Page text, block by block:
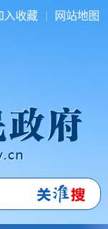
入收藏 网站地图